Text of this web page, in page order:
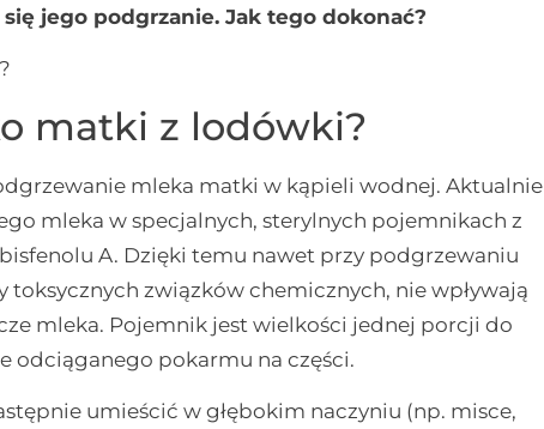
jego podgrzanie. Jak tego dokonać?
matki z lodówki?
mleka matki w kąpieli wodnej. Aktualnie
mleka w specjalnych, sterylnych pojemnikach z
A. Dzięki temu nawet przy podgrzewaniu
związków chemicznych, nie wpływają
mleka. Pojemnik jest wielkości jednej porcji do
odciąganego pokarmu na części.
umieścić w głębokim naczyniu (np. misce,